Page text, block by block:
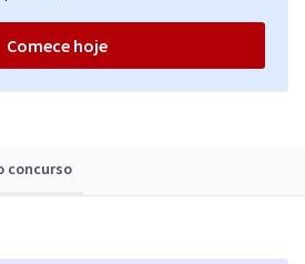
concurso
Comece hoje